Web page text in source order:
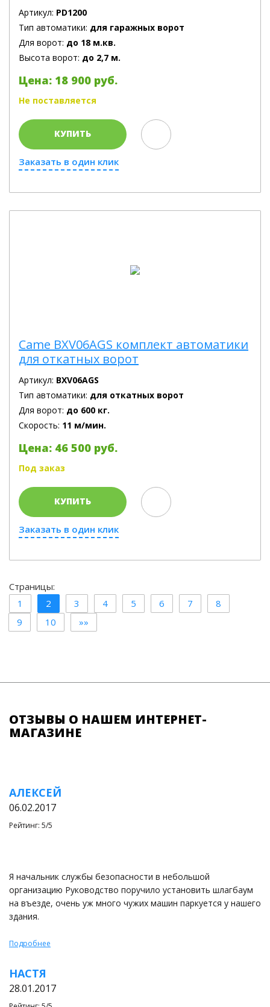
Артикул: PD1200
Тип автоматики: для гаражных ворот
Для ворот: до 18 м.кв.
Высота ворот: до 2,7 м.
Цена: 18 900 руб.
Не поставляется
КУПИТЬ
Заказать в один клик
Came BXV06AGS комплект автоматики
для откатных ворот
Артикул: BXV06AGS
Тип автоматики: для откатных ворот
Для ворот: до 600 кг.
Скорость: 11 м/мин.
Цена: 46 500 руб.
Под заказ
КУПИТЬ
Заказать в один клик
Страницы:
1
2 3 4 5 6 7
8
9
10 »»
ОТЗЫВЫ О НАШЕМ ИНТЕРНЕТ-
МАГАЗИНЕ
АЛЕКСЕЙ
06.02.2017
Рейтинг: 5/5
Я начальник службы безопасности в небольшой
организацию Руководство поручило установить шлагбаум
на въезде, очень уж много чужих машин паркуется у нашего
здания.
Подробнее
НАСТЯ
28.01.2017